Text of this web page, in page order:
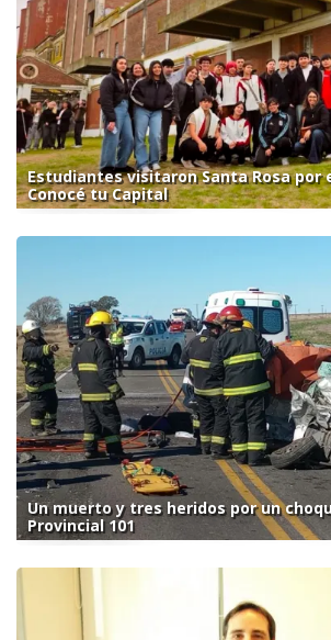
Estudiantes visitaron Santa Rosa por
Conocé tu Capital
Un muerto y tres heridos por un
Provincial 101